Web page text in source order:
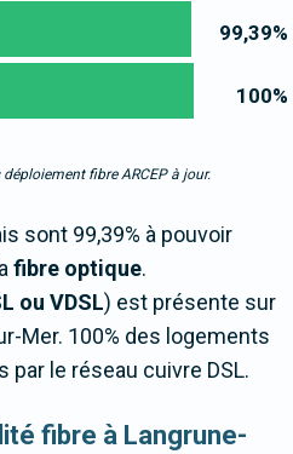
99,39%
100%
fibre ARCEP à jour.
sont 99,39% à pouvoir
fibre optique.
ou VDSL) est présente sur
Mer. 100% des logements
le réseau cuivre DSL.
fibre à Langrune-